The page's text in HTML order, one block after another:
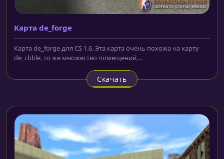
Карта de_forge
Карта de_forge для CS 1.6. Эта карта очень похожа на карту
de_cbble, то же множество помещений,...
Скачать